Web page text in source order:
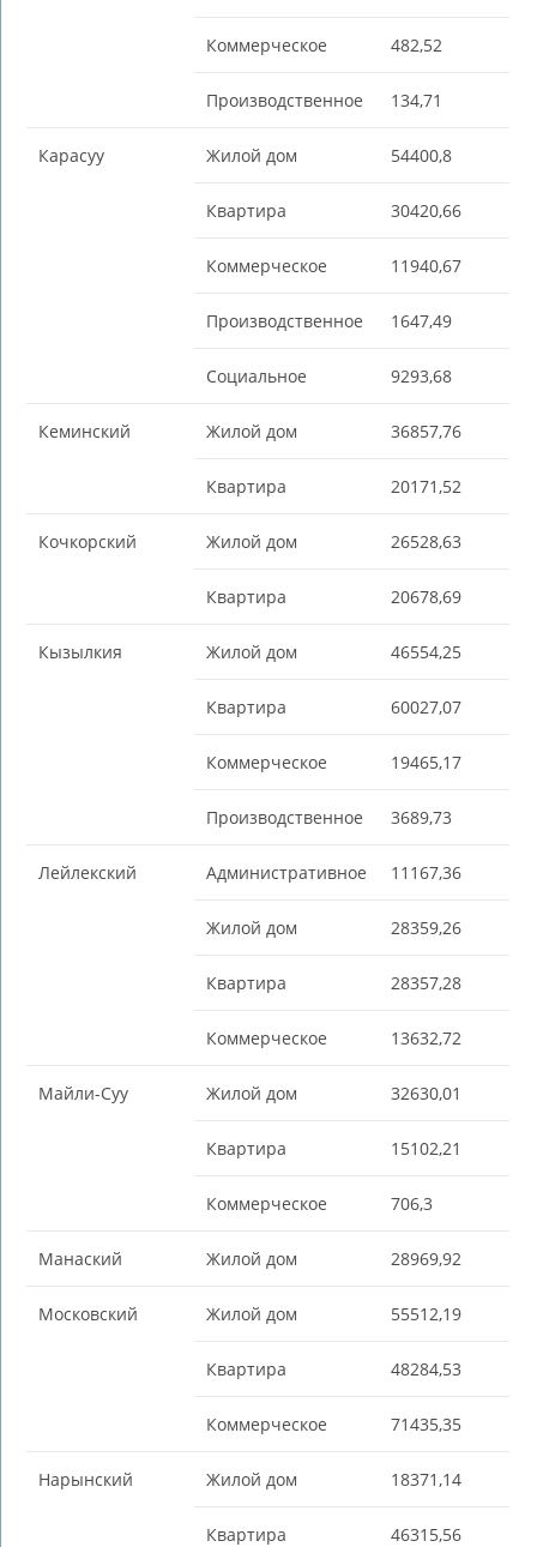
Коммерческое 482,52
Производственное 134,71
Карасуу Жилой дом 54400,8
Квартира 30420,66
Коммерческое 11940,67
Производственное 1647,49
Социальное 9293,68
Кеминский Жилой дом 36857,76
Квартира 20171,52
Кочкорский Жилой дом 26528,63
Квартира 20678,69
Кызылкия Жилой дом 46554,25
Квартира 60027,07
Коммерческое 19465,17
Производственное 3689,73
Лейлекский Административное 11167,36
Жилой дом 28359,26
Квартира 28357,28
Коммерческое 13632,72
Майли-Суу Жилой дом 32630,01
Квартира 15102,21
Коммерческое 706,3
Манаский Жилой дом 28969,92
Московский Жилой дом 55512,19
Квартира 48284,53
Коммерческое 71435,35
Нарынский Жилой дом 18371,14
Квартира 46315,56